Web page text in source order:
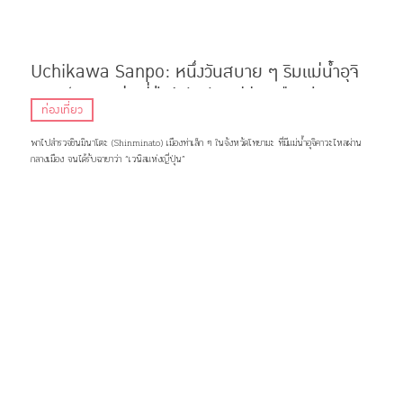
Uchikawa Sanpo: หนึ่งวันสบาย ๆ ริมแม่น้ำอุจิ
คาวะ ‘เวนิสแห่งญี่ปุ่น’ สัมผัสวิถีชีวิตเมืองประมง
แห่ง จ.โทยามะ
ท่องเที่ยว
พาไปสำรวจชินมินาโตะ (Shinminato) เมืองท่าเล็ก ๆ ในจังหวัดโทยามะ ที่มีแม่น้ำอุจิคาวะไหลผ่าน
กลางเมือง จนได้รับฉายาว่า “เวนิสแห่งญี่ปุ่น”